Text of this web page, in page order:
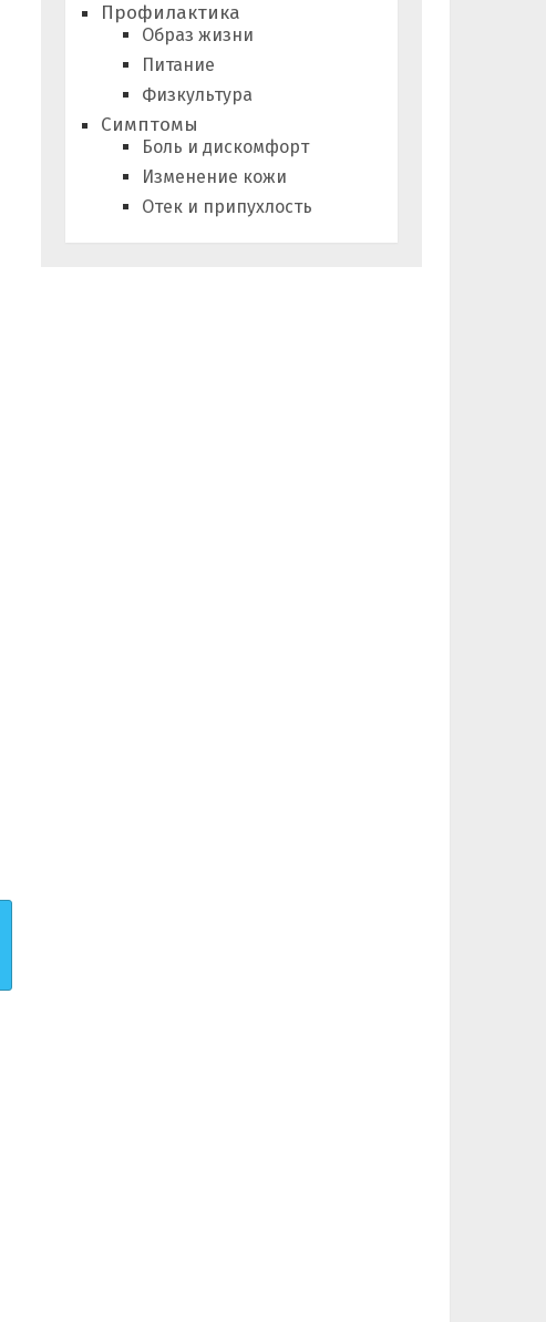
Профилактика
Образ жизни
Питание
Физкультура
Симптомы
Боль и дискомфорт
Изменение кожи
Отек и припухлость